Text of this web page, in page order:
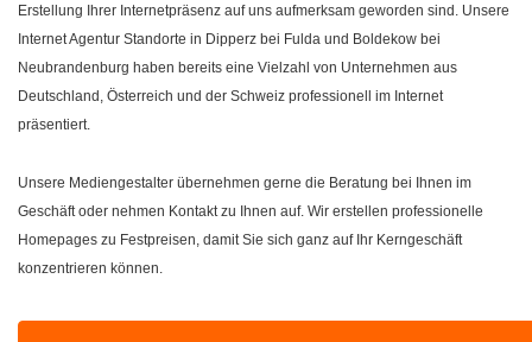
Erstellung Ihrer Internetpräsenz auf uns aufmerksam geworden sind. Unsere
Internet Agentur Standorte in Dipperz bei Fulda und Boldekow bei
Neubrandenburg haben bereits eine Vielzahl von Unternehmen aus
Deutschland, Österreich und der Schweiz professionell im Internet
präsentiert.
Unsere Mediengestalter übernehmen gerne die Beratung bei Ihnen im
Geschäft oder nehmen Kontakt zu Ihnen auf. Wir erstellen professionelle
Homepages zu Festpreisen, damit Sie sich ganz auf Ihr Kerngeschäft
konzentrieren können.